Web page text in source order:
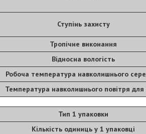
Ступінь захисту
Тропічне виконання
Відносна вологість
Робоча температура навколишнього
Температура навколишнього повітря для
Тип 1 упаковки
Кількість одиниць у 1 упаковці